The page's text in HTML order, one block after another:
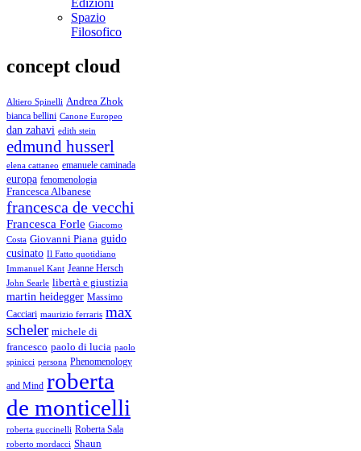
Edizioni
Spazio
Filosofico
concept cloud
Altiero Spinelli Andrea Zhok
bianca bellini Canone Europeo
dan zahavi edith stein
edmund husserl
elena cattaneo emanuele caminada
europa fenomenologia
Francesca Albanese
francesca de vecchi
Francesca Forle Giacomo
Costa Giovanni Piana guido
cusinato Il Fatto quotidiano
Immanuel Kant Jeanne Hersch
John Searle libertà e giustizia
martin heidegger Massimo
Cacciari maurizio ferraris max
scheler michele di
francesco paolo di lucia paolo
spinicci persona Phenomenology
and Mind roberta
de monticelli
roberta guccinelli Roberta Sala
roberto mordacci Shaun